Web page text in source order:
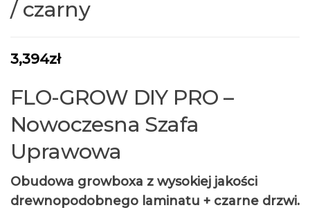
/ czarny
3,394zł
FLO-GROW DIY PRO –
Nowoczesna Szafa
Uprawowa
Obudowa growboxa z wysokiej jakości
drewnopodobnego laminatu + czarne drzwi.